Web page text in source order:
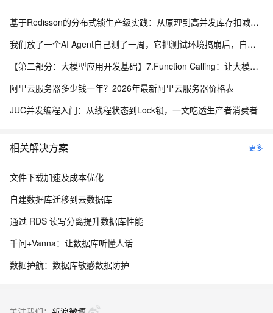
基于Redisson的分布式锁生产级实践：从原理到高并发库存扣减实战
我们放了一个AI Agent自己测了一周，它把测试环境搞崩后，自己写了复盘报告申请了运维权限
【第二部分：大模型应用开发基础】7.Function Calling：让大模型调用真实程序能力
阿里云服务器多少钱一年？2026年最新阿里云服务器价格表
JUC并发编程入门：从线程状态到Lock锁，一文吃透生产者消费者
相关解决方案 更多
文件下载加速及成本优化
自建数据库迁移到云数据库
通过 RDS 读写分离提升数据库性能
千问+Vanna：让数据库听懂人话
数据护航：数据库敏感数据防护